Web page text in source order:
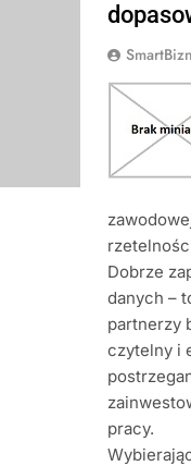
Dobrze
danych –
partnerzy
czytelny i
pracy.